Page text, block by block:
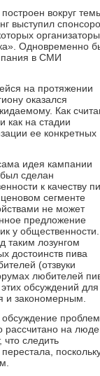
вокруг
выступил
организаторы
Одновременно
в СМИ
на протяжении
оказался
Как
как на стадии
ее конкретных
идея кампании
сделан
к качеству
сегменте
не может
предложение
у
таким лозунгом
достоинств пива
(отзвуки
любителей
обсуждений для
и закономерным.
обсуждение
рассчитано на
следить